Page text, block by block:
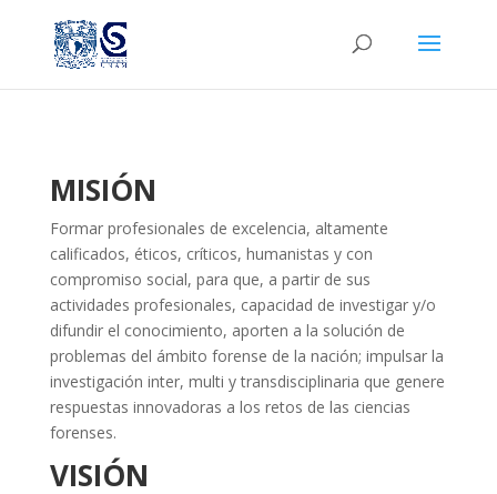
MISIÓN
Formar profesionales de excelencia, altamente
calificados, éticos, críticos, humanistas y con
compromiso social, para que, a partir de sus
actividades profesionales, capacidad de investigar y/o
difundir el conocimiento, aporten a la solución de
problemas del ámbito forense de la nación; impulsar la
investigación inter, multi y transdisciplinaria que genere
respuestas innovadoras a los retos de las ciencias
forenses.
VISIÓN